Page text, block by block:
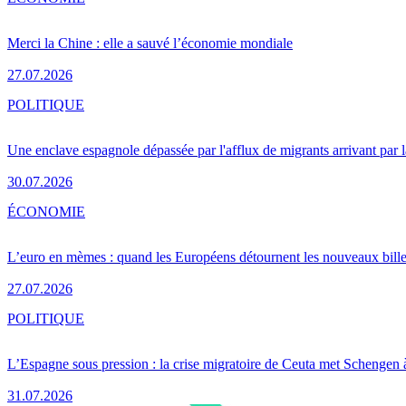
Merci la Chine : elle a sauvé l’économie mondiale
27.07.2026
Une enclave espagnole dépassée par l'afflux de migrants arrivant par
30.07.2026
POLITIQUE
L’euro en mèmes : quand les Européens détournent les nouveaux
27.07.2026
ÉCONOMIE
L’Espagne sous pression : la crise migratoire de Ceuta met Schengen
31.07.2026
POLITIQUE